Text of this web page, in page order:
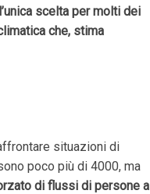
l’unica scelta per molti dei
che, stima
situazioni di
poco più di 4000, ma
di flussi di persone a